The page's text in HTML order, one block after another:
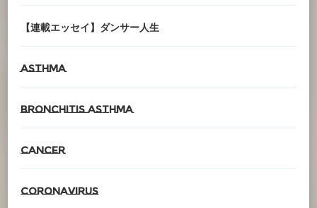
【連載エッセイ】ダンサー人生
asthma
Bronchitis asthma
cancer
CORONAvirus